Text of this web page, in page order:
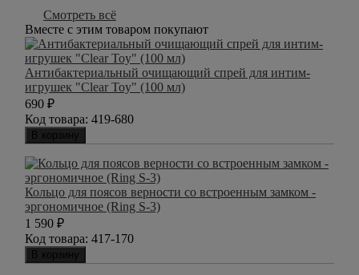
Смотреть всё
Вместе с этим товаром покупают
Антибактериальный очищающий спрей для интим-
игрушек "Clear Toy" (100 мл)
690 ₽
Код товара: 419-680
В корзину
Кольцо для поясов верности со встроенным замком -
эргономичное (Ring S-3)
1 590 ₽
Код товара: 417-170
В корзину